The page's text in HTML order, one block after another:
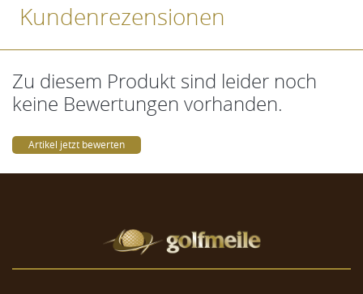
Kundenrezensionen
Zu diesem Produkt sind leider noch
keine Bewertungen vorhanden.
Artikel jetzt bewerten